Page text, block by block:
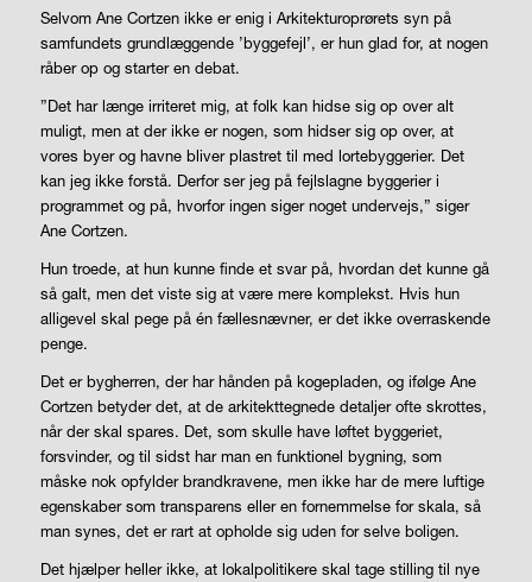
Selvom Ane Cortzen ikke er enig i Arkitekturoprørets syn på
samfundets grundlæggende ’byggefejl’, er hun glad for, at nogen
råber op og starter en debat.
”Det har længe irriteret mig, at folk kan hidse sig op over alt
muligt, men at der ikke er nogen, som hidser sig op over, at
vores byer og havne bliver plastret til med lortebyggerier. Det
kan jeg ikke forstå. Derfor ser jeg på fejlslagne byggerier i
programmet og på, hvorfor ingen siger noget undervejs,” siger
Ane Cortzen.
Hun troede, at hun kunne finde et svar på, hvordan det kunne gå
så galt, men det viste sig at være mere komplekst. Hvis hun
alligevel skal pege på én fællesnævner, er det ikke overraskende
penge.
Det er bygherren, der har hånden på kogepladen, og ifølge Ane
Cortzen betyder det, at de arkitekttegnede detaljer ofte skrottes,
når der skal spares. Det, som skulle have løftet byggeriet,
forsvinder, og til sidst har man en funktionel bygning, som
måske nok opfylder brandkravene, men ikke har de mere luftige
egenskaber som transparens eller en fornemmelse for skala, så
man synes, det er rart at opholde sig uden for selve boligen.
Det hjælper heller ikke, at lokalpolitikere skal tage stilling til nye